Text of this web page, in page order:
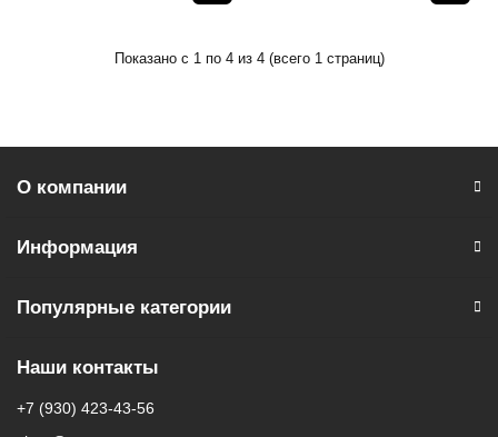
Показано с 1 по 4 из 4 (всего 1 страниц)
О компании
Информация
Популярные категории
Наши контакты
+7 (930) 423-43-56